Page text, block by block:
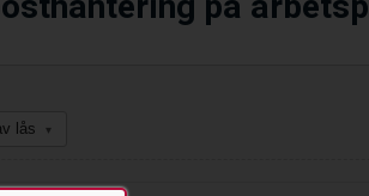
lås ▾